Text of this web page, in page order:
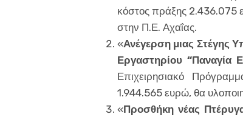
κόστος πράξης 2.436.075
στην Π.Ε. Αχαΐας.
«Ανέγερση μιας Στέγης
Εργαστηρίου “Παναγία
Επιχειρησιακό
1.944.565 ευρώ, θα
«Προσθήκη νέας